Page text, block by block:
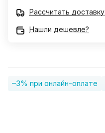
Рассчитать доставку
Нашли дешевле?
–3% при онлайн-оплате